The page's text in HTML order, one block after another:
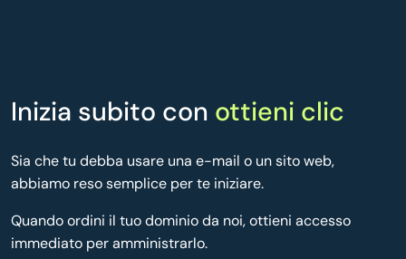
Inizia subito con ottieni clic
Sia che tu debba usare una e-mail o un sito web,
abbiamo reso semplice per te iniziare.
Quando ordini il tuo dominio da noi, ottieni accesso
immediato per amministrarlo.